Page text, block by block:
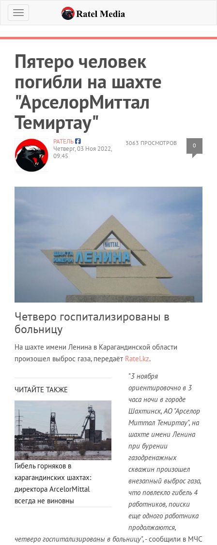
Меню
Пятеро человек
погибли на шахте
"АрселорМиттал
Темиртау"
3063 ПРОСМОТРОВ 0
РАТЕЛЬ
Четверг, 03 Ноя 2022,
09:45
Четверо госпитализированы в
больницу
На шахте имени Ленина в Карагандинской области
произошел выброс газа, передаёт Ratel.kz.
ЧИТАЙТЕ ТАКЖЕ
Гибель горняков в
карагандинских шахтах:
директора ArcelorMittal
всегда не виновны
"3 ноября
ориентировочно в 3
часа ночи в городе
Шахтинск, АО "Арселор
Миттал Темиртау", на
шахте имени Ленина
при бурении
газодренажных
скважин произошел
внезапный выброс газа,
что повлекло гибель 4
работников, поиски
еще одного работника
продолжаются,
четверо госпитализированы в больницу", - сообщили в МЧС